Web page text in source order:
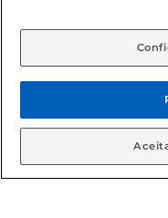
aviso prévio. O valor
© 2026